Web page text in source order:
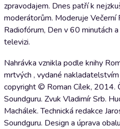
zpravodajem. Dnes patří k
moderátorům. Moderuje Večerní
Radiofórum, Den v 60 minutách
televizi.
Nahrávka vznikla podle knihy
mrtvých , vydané
copyright © Roman Cílek, 2014.
Soundguru. Zvuk Vladimír Srb.
Machálek. Technická redakce
Soundguru. Design a úprava